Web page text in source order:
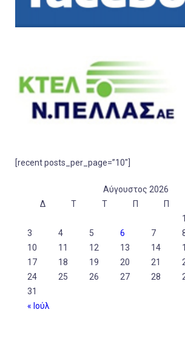
[recent posts_per_page=”10″]
Αύγουστος 2026
Δ
Τ Τ Π Π
1
3
4 5 6 7
10
11 12 13 14
17
18 19 20 21
24
25 26 27 28
31
« Ιούλ